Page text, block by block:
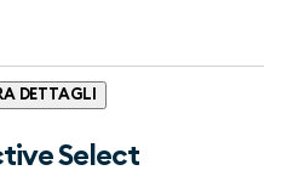
DETTAGLI
Select